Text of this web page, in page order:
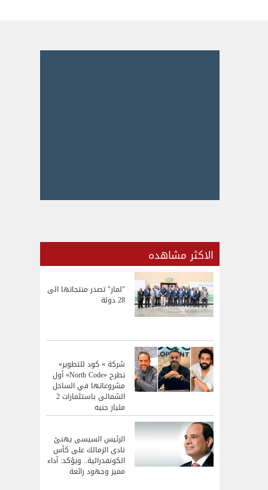
الاكثر مشاهده
"لمار" تصدر منتجاتها الى
28 دولة
شركة » كود للتطوير»
تطرح «North Code» أول
مشروعاتها في الساحل
الشمالى باستثمارات 2
مليار جنيه
الرئيس السيسى يهنئ
نادى الزمالك على كأس
الكونفدرالية.. ويؤكد: أداء
مميز وجهود رائعة